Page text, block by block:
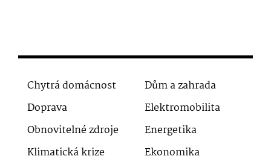
Chytrá domácnost
Dům a zahrada
Doprava
Elektromobilita
Obnovitelné zdroje
Energetika
Klimatická krize
Ekonomika